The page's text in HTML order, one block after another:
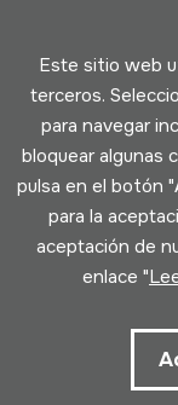
Este sitio web
terceros.
para navegar
bloquear algunas
pulsa en el botón
para la
aceptación de
enlace "